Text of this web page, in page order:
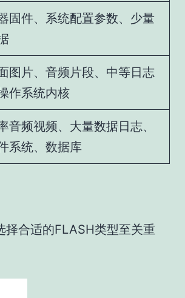
固件、系统配置参数、少量
图片、音频片段、中等日志
作系统内核
音频视频、大量数据日志、
系统、数据库
择合适的FLASH类型至关重